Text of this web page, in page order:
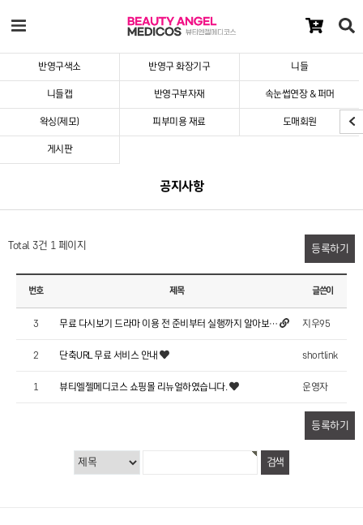
반영구색소 반영구 화장기구 니들
니들캡 반영구부자재 속눈썹연장 & 퍼머
왁싱(제모) 피부미용 재료 도매회원
게시판
공지사항
Total 3건 1 페이지 등록하기
번호 제목 글쓴이
3 무료 다시보기 드라마 이용 전 준비부터 실행까지 알아보… 지우95
2 단축URL 무료 서비스 안내 shortlink
1 뷰티엘젤메디코스 쇼핑몰 리뉴얼하였습니다. 운영자
등록하기